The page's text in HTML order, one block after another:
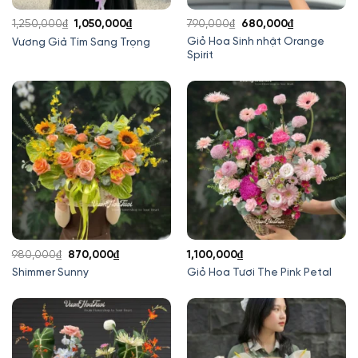
Vương Giả Tím Sang Trọng
1,250,000₫ Giá
gốc
1,050,000₫Giá
hiện
1,050,000₫.
Giỏ Hoa Sinh nhật Orange
Spirit
790,000₫
Giá
gốc
680,000₫Giá
hiện
680,000₫.
Shimmer Sunny
980,000₫
Giá
gốc
980,000₫.
870,000₫Giá
870,000₫.
Giỏ Hoa Tươi The Pink Petal
1,100,000₫